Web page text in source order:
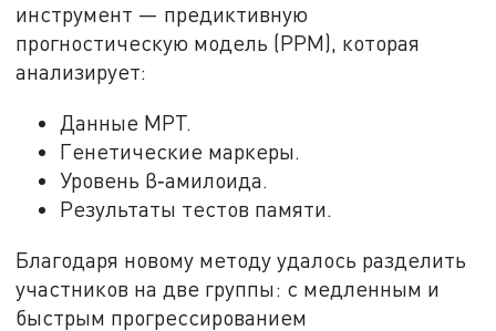
инструмент — предиктивную
прогностическую модель (PPM), которая
анализирует:
Данные МРТ.
Генетические маркеры.
Уровень β‑амилоида.
Результаты тестов памяти.
Благодаря новому методу удалось разделить
участников на две группы: с медленным и
быстрым прогрессированием